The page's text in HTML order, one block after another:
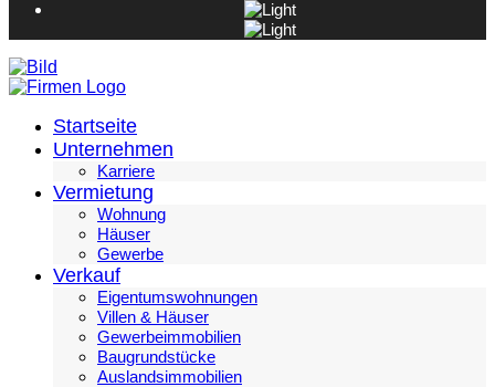
Startseite
Unternehmen
Karriere
Vermietung
Wohnung
Häuser
Gewerbe
Verkauf
Eigentumswohnungen
Villen & Häuser
Gewerbeimmobilien
Baugrundstücke
Auslandsimmobilien